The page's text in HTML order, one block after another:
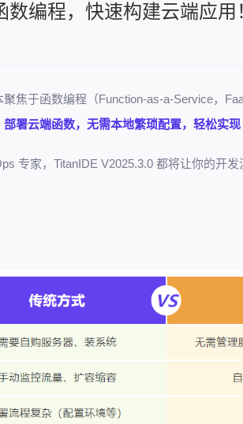
编程，快速构建云端应用
聚焦于函数编程（Function-as-a-Service，
署云端函数，无需本地繁琐配置，轻松实现
专家，TitanIDE V2025.3.0 都将让你的开发